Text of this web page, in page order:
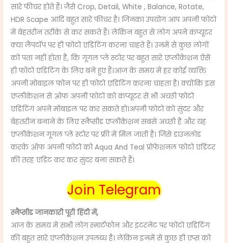
सारे फीचर होते हैं। जैसे Crop, Detail, White , Balance, Rotate,
HDR Scape आदि बहुत सारे फीचर है। जिनका उपयोग आप अपनी फोटो
में बेहतरीन तरीके से कर सकते हैं। लेकिन बहुत से लोग अपने कंप्यूटर
क्या लैपटॉप पर ही फोटो एडिटिंग करना चाहते हैं। उनमें से कुछ लोगों
को पता नहीं होता है, कि गूगल प्ले स्टोर पर बहुत सारे एप्लीकेशन ऐसे
ही फोटो एडिटिंग के लिए बने हुए हैं।आज के समय में हर कोई व्यक्ति
अपनी मोबाइल फोन पर ही फोटो एडिटिंग करना चाहता है। क्योंकि इस
एप्लीकेशन से ऑफ अपनी फोटो को कंप्यूटर से भी अच्छी फोटो
एडिटिंग अपने मोबाइल पर कर सकते हो।अपनी फोटो को सुंदर और
बेहतरीन बनाने के लिए स्नैप्सीड एप्लीकेशन सबसे अच्छी है और यह
एप्लीकेशन गूगल प्ले स्टोर पर फ्री में मिल जाती है। जिसे डाउनलोड
करके ऑफ अपनी फोटो कोAqua And Teal प्रोफेशनल फोटो एडिटर
की तरह एडिट कर कर सुंदर बना सकते हैं।
Join Telegram
स्नैप्सीड जानकारी पूरी हिंदी में,
आज के समय में सभी लोग स्मार्टफोन और इंटरनेट पर फोटो एडिटिंग
की बहुत सारे एप्लीकेशन उपलब्ध है। लेकिन इनमें से कुछ ही एप्स को